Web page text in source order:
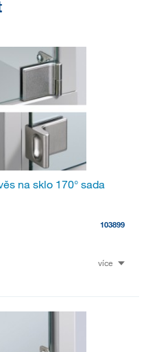
na sklo 170° sada
103899
více